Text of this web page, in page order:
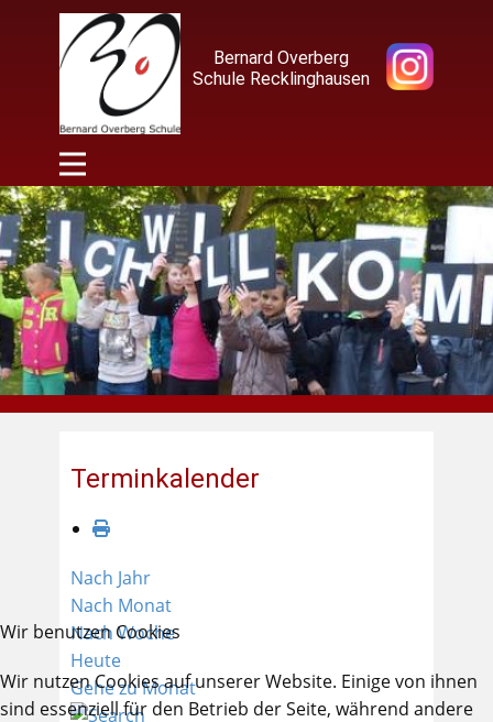
Bernard Overberg
Schule Recklinghausen
Terminkalender
Nach Jahr
Nach Monat
Nach Woche
Heute
Gehe zu Monat
Wir benutzen Cookies
Wir nutzen Cookies auf unserer Website. Einige von ihnen
sind essenziell für den Betrieb der Seite, während andere